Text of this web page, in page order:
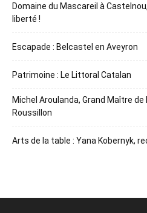
Domaine du Mascareil à
liberté !
Escapade : Belcastel en Aveyron
Patrimoine : Le Littoral Catalan
Michel Aroulanda, Grand Maître
Roussillon
Arts de la table : Yana Kobernyk,